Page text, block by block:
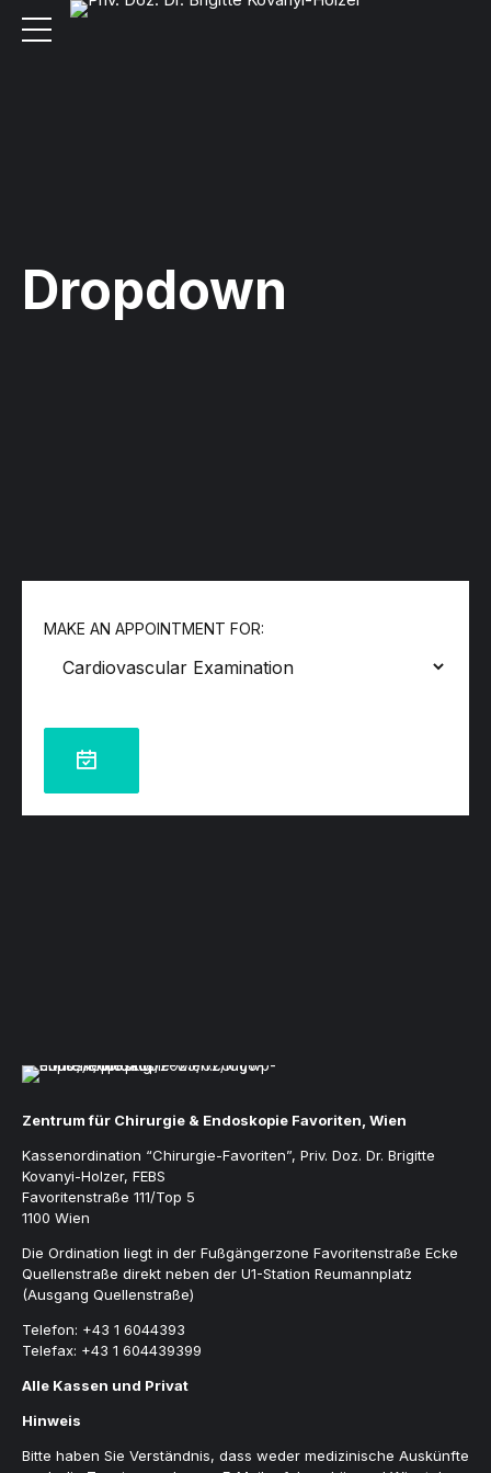
Dropdown
MAKE AN APPOINTMENT FOR:
Zentrum für Chirurgie & Endoskopie Favoriten, Wien
Kassenordination “Chirurgie-Favoriten”, Priv. Doz. Dr. Brigitte
Kovanyi-Holzer, FEBS
Favoritenstraße 111/Top 5
1100 Wien
Die Ordination liegt in der Fußgängerzone Favoritenstraße Ecke
Quellenstraße direkt neben der U1-Station Reumannplatz
(Ausgang Quellenstraße)
Telefon: +43 1 6044393
Telefax: +43 1 604439399
Alle Kassen und Privat
Hinweis
Bitte haben Sie Verständnis, dass weder medizinische Auskünfte